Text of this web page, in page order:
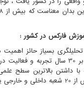
فارکس در کشور :
بسیاز حائز
با داشتن بالغ بر 30 سال
بالاترین سطح علمی
می آید .